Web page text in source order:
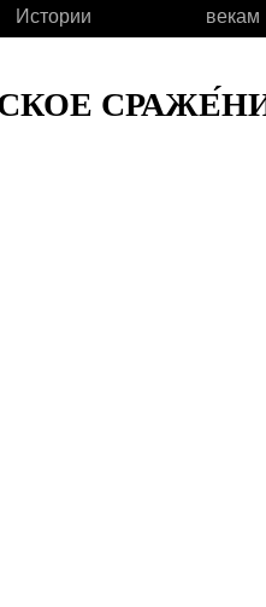
Истории
векам
СРАЖЕ́НИЕ